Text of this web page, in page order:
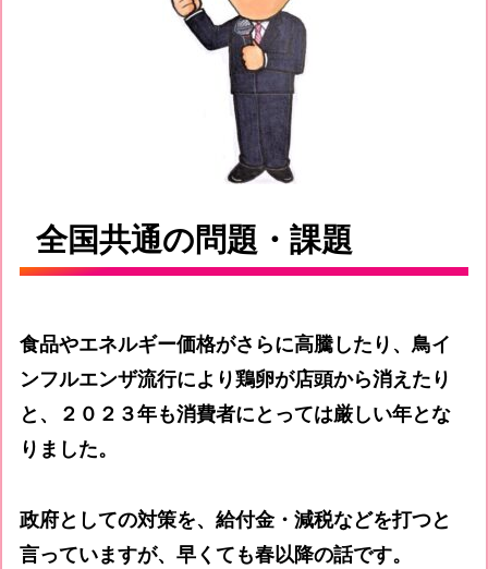
全国共通の問題・課題
食品やエネルギー価格がさらに高騰したり、鳥イ
ンフルエンザ流行により鶏卵が店頭から消えたり
と、２０２３年も消費者にとっては厳しい年とな
りました。
政府としての対策を、給付金・減税などを打つと
言っていますが、早くても春以降の話です。